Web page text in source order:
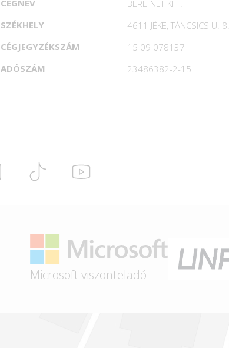
CÉGNÉV
BERE-NET KFT.
SZÉKHELY
4611 JÉKE, TÁNCSICS U. 8.
CÉGJEGYZÉKSZÁM
15 09 078137
ADÓSZÁM
23486382-2-15
Microsoft viszonteladó